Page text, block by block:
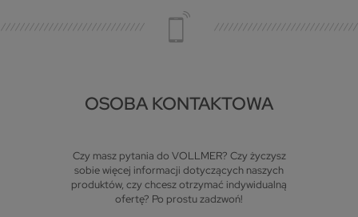
OSOBA KONTAKTOWA
Czy masz pytania do VOLLMER? Czy życzysz
sobie więcej informacji dotyczących naszych
produktów, czy chcesz otrzymać indywidualną
ofertę? Po prostu zadzwoń!